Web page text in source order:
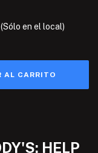
en el local)
HELP